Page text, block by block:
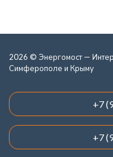
2026 © Энергомост —
Симферополе и Крыму
+7
+7